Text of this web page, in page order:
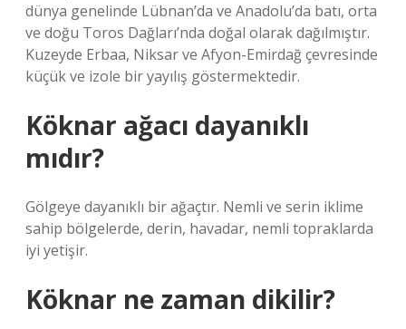
dünya genelinde Lübnan’da ve Anadolu’da batı, orta
ve doğu Toros Dağları’nda doğal olarak dağılmıştır.
Kuzeyde Erbaa, Niksar ve Afyon-Emirdağ çevresinde
küçük ve izole bir yayılış göstermektedir.
Köknar ağacı dayanıklı
mıdır?
Gölgeye dayanıklı bir ağaçtır. Nemli ve serin iklime
sahip bölgelerde, derin, havadar, nemli topraklarda
iyi yetişir.
Köknar ne zaman dikilir?